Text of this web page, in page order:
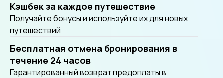
Кэшбек за каждое путешествие
Получайте бонусы и используйте их для новых
путешествий
Бесплатная отмена бронирования в
течение 24 часов
Гарантированный возврат предоплаты в